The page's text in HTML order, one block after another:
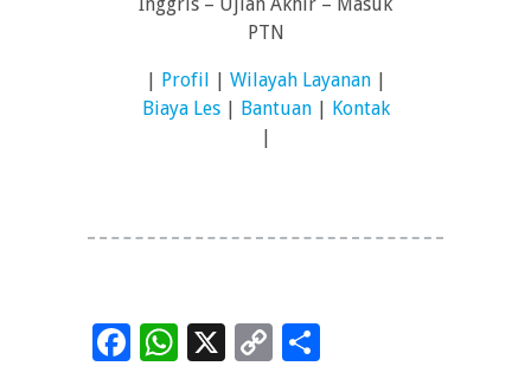
PTN
| Profil | Wilayah Layanan|
Biaya Les| Bantuan| Kontak
|
Facebook
WhatsApp
X
Copy